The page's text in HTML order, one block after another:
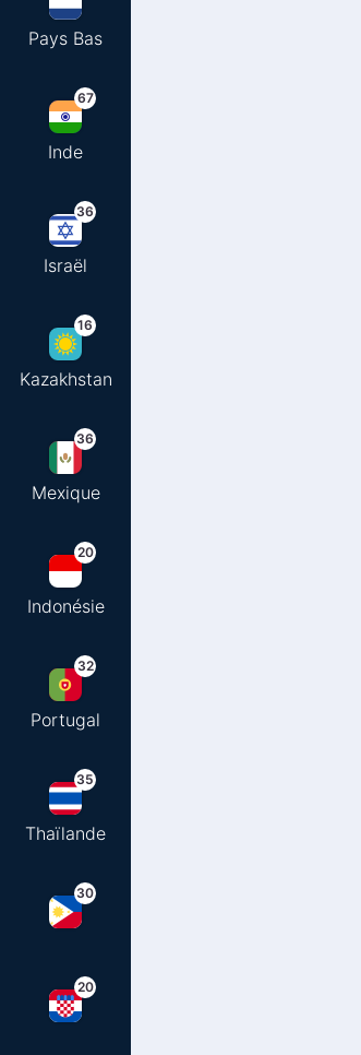
Pays Bas
67
Inde
36
Israël
16
Kazakhstan
36
Mexique
20
Indonésie
32
Portugal
35
Thaïlande
30
20